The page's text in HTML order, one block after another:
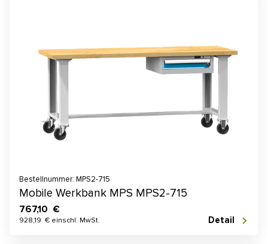
Bestellnummer: MPS2-715
Mobile Werkbank MPS MPS2-715
767,10 €
928,19 € einschl. MwSt. Detail